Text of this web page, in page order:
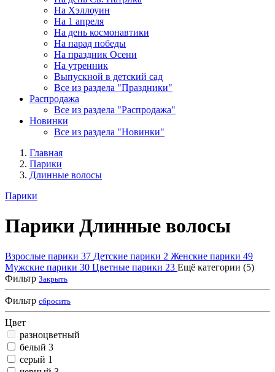
На Хэллоуин
На 1 апреля
На день космонавтики
На парад победы
На праздник Осени
На утренник
Выпускной в детский сад
Все из раздела "Праздники"
Распродажа
Все из раздела "Распродажа"
Новинки
Все из раздела "Новинки"
Главная
Парики
Длинные волосы
Парики
Парики Длинные волосы
Взрослые парики 37 Детские парики 2 Женские парики 49
Мужские парики 30 Цветные парики 23 Ещё категории (5)
Фильтр Закрыть
Фильтр сбросить
Цвет
разноцветный
белый 3
серый 1